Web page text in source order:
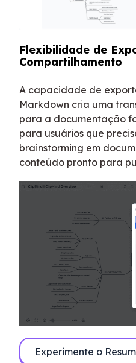
Flexibilidade de
Compartilhamento
A capacidade de
Markdown cria uma
para a documentação
para usuários que
brainstorming em
conteúdo pronto para
Experimente o